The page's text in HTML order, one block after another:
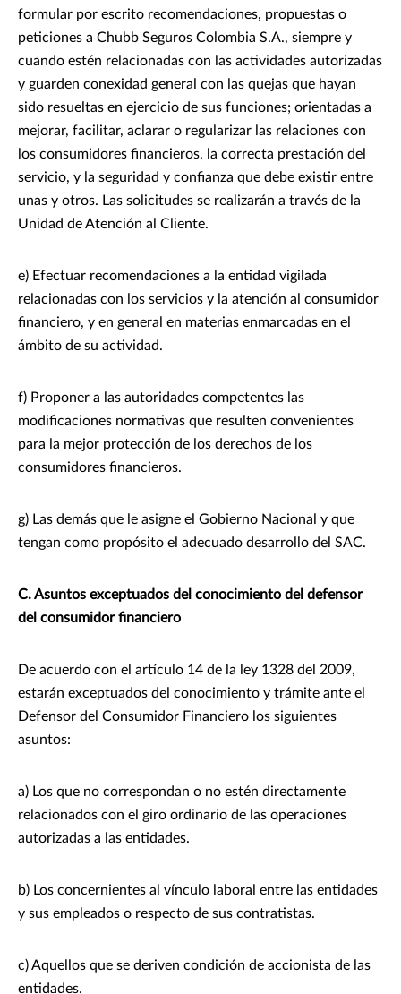
formular por escrito recomendaciones, propuestas o
peticiones a Chubb Seguros Colombia S.A., siempre y
cuando estén relacionadas con las actividades autorizadas
y guarden conexidad general con las quejas que hayan
sido resueltas en ejercicio de sus funciones; orientadas a
mejorar, facilitar, aclarar o regularizar las relaciones con
los consumidores financieros, la correcta prestación del
servicio, y la seguridad y confianza que debe existir entre
unas y otros. Las solicitudes se realizarán a través de la
Unidad de Atención al Cliente.
e) Efectuar recomendaciones a la entidad vigilada
relacionadas con los servicios y la atención al consumidor
financiero, y en general en materias enmarcadas en el
ámbito de su actividad.
f) Proponer a las autoridades competentes las
modificaciones normativas que resulten convenientes
para la mejor protección de los derechos de los
consumidores financieros.
g) Las demás que le asigne el Gobierno Nacional y que
tengan como propósito el adecuado desarrollo del SAC.
C. Asuntos exceptuados del conocimiento del defensor
del consumidor financiero
De acuerdo con el artículo 14 de la ley 1328 del 2009,
estarán exceptuados del conocimiento y trámite ante el
Defensor del Consumidor Financiero los siguientes
asuntos:
a) Los que no correspondan o no estén directamente
relacionados con el giro ordinario de las operaciones
autorizadas a las entidades.
b) Los concernientes al vínculo laboral entre las entidades
y sus empleados o respecto de sus contratistas.
c) Aquellos que se deriven condición de accionista de las
entidades.